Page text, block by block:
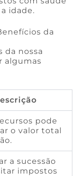
idade.
da
da nossa
algumas
pode
o valor total
a sucessão
impostos